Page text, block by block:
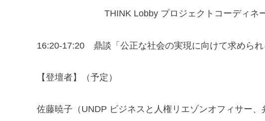
THINK Lobby プロジェクトコーディネー
16:20-17:20 鼎談「公正な社会の実現に向けて求められ
【登壇者】（予定）
佐藤暁子（UNDP ビジネスと人権リエゾンオフィサー、